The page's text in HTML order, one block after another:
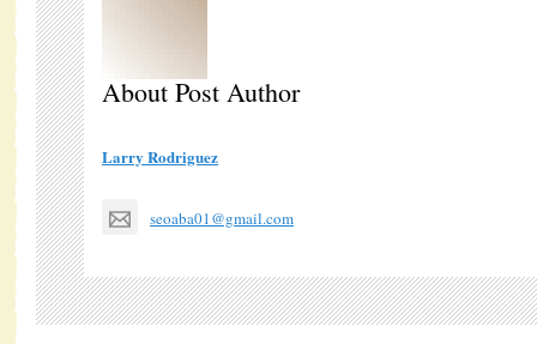
About Post Author
Larry Rodriguez
seoaba01@gmail.com